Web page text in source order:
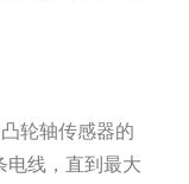
轮轴传感器的
电线，直到最大